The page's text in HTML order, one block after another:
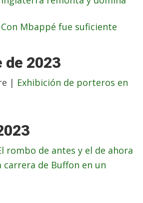
Con Mbappé fue suficiente
de 2023
| Exhibición de porteros en
rombo de antes y el de ahora
carrera de Buffon en un